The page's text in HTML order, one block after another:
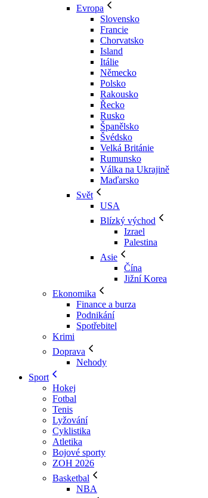
Evropa
Slovensko
Francie
Chorvatsko
Island
Itálie
Německo
Polsko
Rakousko
Řecko
Rusko
Španělsko
Švédsko
Velká Británie
Rumunsko
Válka na Ukrajině
Maďarsko
Svět
USA
Blízký východ
Izrael
Palestina
Asie
Čína
Jižní Korea
Ekonomika
Finance a burza
Podnikání
Spotřebitel
Krimi
Doprava
Nehody
Sport
Hokej
Fotbal
Tenis
Lyžování
Cyklistika
Atletika
Bojové sporty
ZOH 2026
Basketbal
NBA